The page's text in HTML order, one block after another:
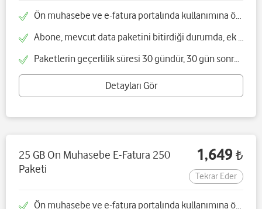
Ön muhasebe ve e-fatura portalında kullanımına özel 25GB data paketi sunulacaktır
Abone, mevcut data paketini bitirdiği durumda, ek data paketi satın alabilecektir
Paketlerin geçerlilik süresi 30 gündür, 30 gün sonra paket otomatik yenilenmektedir
Detayları Gör
25 GB On Muhasebe E-Fatura 250
Paketi
1,649 ₺
Tekrar Eder
Ön muhasebe ve e-fatura portalında kullanımına özel 25GB data paketi sunulacaktır